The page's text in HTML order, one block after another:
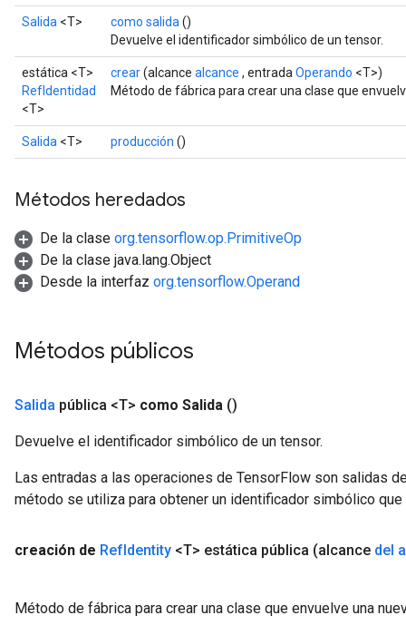
Salida <T> como salida ()
Devuelve el identificador simbólico de un tensor.
estática <T>
RefIdentidad
<T>
crear(alcance alcance , entrada Operando <T>)
Método de fábrica para crear una clase que
Salida <T> producción ()
Métodos heredados
De la clase org.tensorflow.op.PrimitiveOp
De la clase java.lang.Object
Desde la interfaz org.tensorflow.Operand
Métodos públicos
Salida pública <T> como Salida ()
Devuelve el identificador simbólico de un tensor.
Las entradas a las operaciones de TensorFlow son salidas
método se utiliza para obtener un identificador simbólico
creación de RefIdentity <T> estática pública (alcance del
Método de fábrica para crear una clase que envuelve una